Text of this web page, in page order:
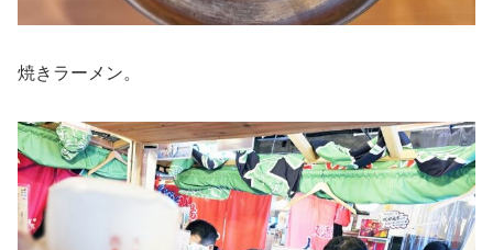
焼きラーメン。